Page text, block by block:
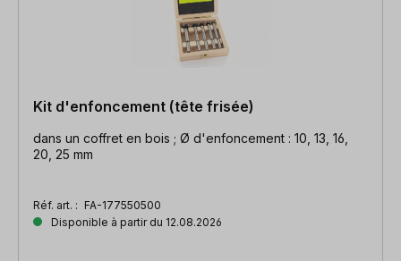
Kit d'enfoncement (tête frisée)
dans un coffret en bois ; Ø d'enfoncement : 10, 13, 16,
20, 25 mm
Réf. art. : FA-177550500
Disponible à partir du 12.08.2026